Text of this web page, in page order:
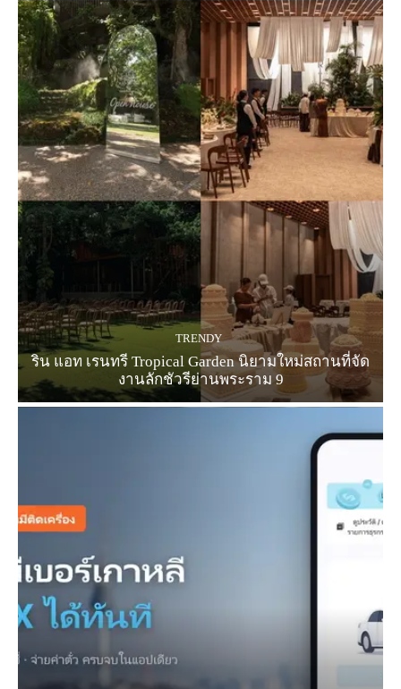
TRENDY
ริน แอท เรนทรี Tropical Garden นิยามใหม่สถานที่จัด
งานลักชัวรีย่านพระราม 9